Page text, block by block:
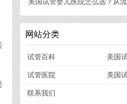
网站分类
试管百科 美国
试管医院 美国
联系我们